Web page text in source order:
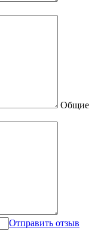
Общие
Отправить отзыв